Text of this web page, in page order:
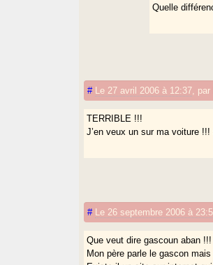
Quelle
# Le 27 avril 2006 à 12:37 par
TERRIBLE !!!
J’en veux un sur ma voiture
# Le 26 septembre 2006 à
Que veut dire gascoun aban !!!
Mon père parle le gascon